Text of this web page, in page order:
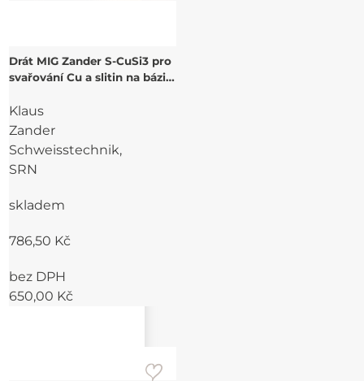
Drát MIG Zander S-CuSi3 pro
svařování Cu a slitin na bázi
Klaus
Zander
Schweisstechnik,
SRN
skladem
786,50 Kč
bez DPH
650,00 Kč